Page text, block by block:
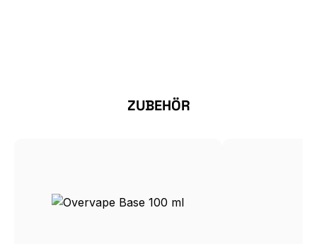
Produktgalerie überspringen
ZUBEHÖR